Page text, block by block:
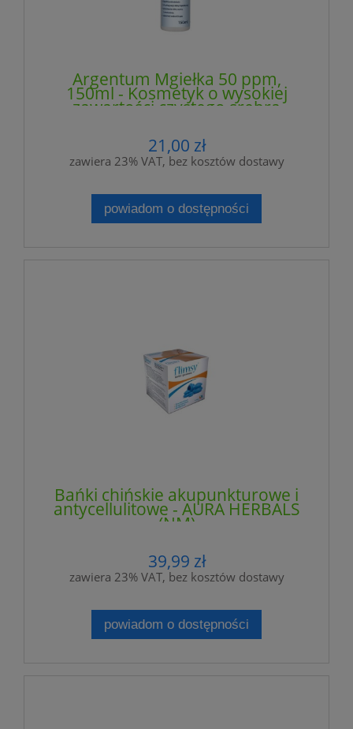
Argentum Mgiełka 50 ppm,
150ml - Kosmetyk o wysokiej
zawartości czystego srebra
(NM)
21,00 zł
zawiera 23% VAT, bez kosztów dostawy
powiadom o dostępności
Bańki chińskie akupunkturowe i
antycellulitowe - AURA HERBALS
(NM)
39,99 zł
zawiera 23% VAT, bez kosztów dostawy
powiadom o dostępności